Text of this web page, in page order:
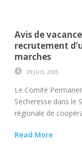
Avis de
recrutement
marches
29 JUIL 2025
Le Comité
Sécheresse dans le
régionale de
Read More